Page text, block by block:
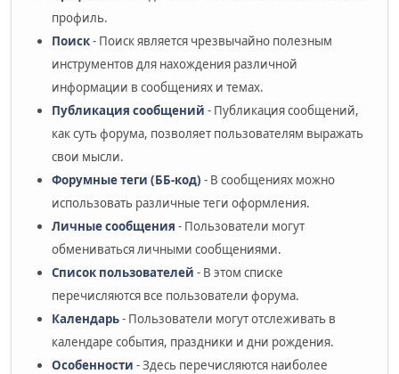
профиль.
Поиск- Поиск является чрезвычайно полезным
инструментов для нахождения различной
информации в сообщениях и темах.
Публикация сообщений - Публикация сообщений,
как суть форума, позволяет пользователям выражать
свои мысли.
Форумные теги (ББ-код) - В сообщениях можно
использовать различные теги оформления.
Личные сообщения - Пользователи могут
обмениваться личными сообщениями.
Список пользователей - В этом списке
перечисляются все пользователи форума.
Календарь- Пользователи могут отслеживать в
календаре события, праздники и дни рождения.
Особенности - Здесь перечисляются наиболее